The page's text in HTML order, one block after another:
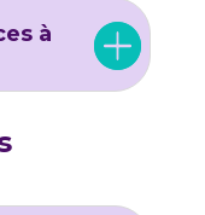
à